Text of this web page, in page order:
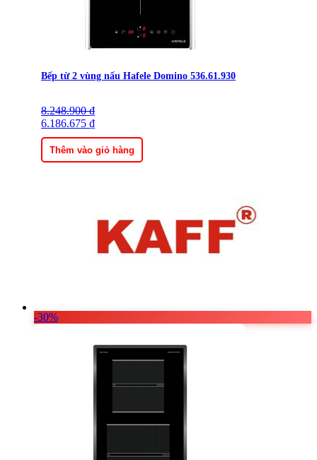
Bếp từ 2 vùng nấu Hafele Domino 536.61.930
8.248.900₫
Giá
gốc
là:
8.248.900 ₫.
6.186.675 ₫
Giá
hiện
tại
là:
6.186.675 ₫.
Thêm vào giỏ hàng
-30%